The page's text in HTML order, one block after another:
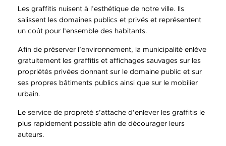
Les graffitis nuisent à l’esthétique de notre ville. Ils
salissent les domaines publics et privés et représentent
un coût pour l’ensemble des habitants.
Afin de préserver l’environnement, la municipalité enlève
gratuitement les graffitis et affichages sauvages sur les
propriétés privées donnant sur le domaine public et sur
ses propres bâtiments publics ainsi que sur le mobilier
urbain.
Le service de propreté s’attache d’enlever les graffitis le
plus rapidement possible afin de décourager leurs
auteurs.